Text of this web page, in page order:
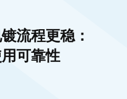
流程更稳：
可靠性